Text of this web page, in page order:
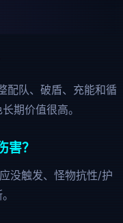
配队、破盾、充能和循
期价值很高。
害？
没触发、怪物抗性/护